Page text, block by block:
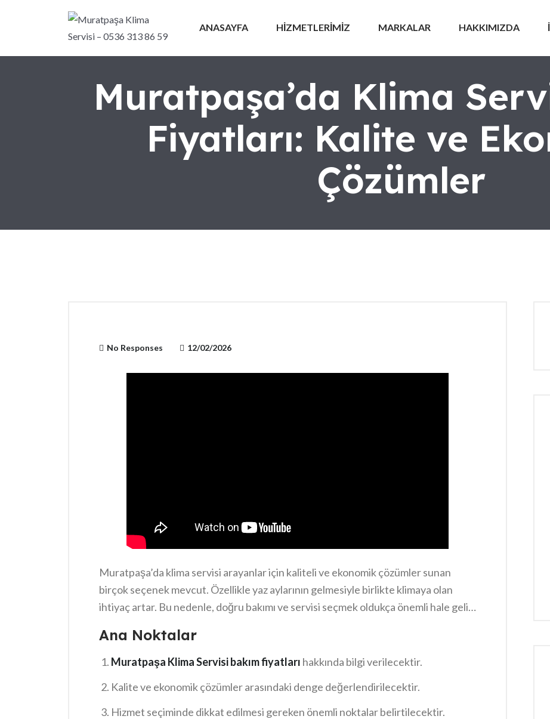
ANASAYFA HİZMETLERİMİZ MARKALAR HAKKIMIZDA
Muratpaşa’da Klima
Fiyatları: Kalite ve
Çözümler
No Responses 12/02/2026
Muratpaşa’da klima servisi arayanlar için kaliteli ve ekonomik çözümler sunan
birçok seçenek mevcut. Özellikle yaz aylarının gelmesiyle birlikte klimaya olan
ihtiyaç artar. Bu nedenle, doğru bakımı ve servisi seçmek oldukça önemli hale gelir.
gösterir. Ekonomik çözümler arayanlar, doğru yerlerde araştırma yaparak hem
bütçelerine hem de ihtiyacına uygun seçenekleri bulabilirler. Bu yazıda, bakım
inceleyeceğiz.
Ana Noktalar
Muratpaşa Klima Servisi bakım fiyatları hakkında bilgi verilecektir.
Kalite ve ekonomik çözümler arasındaki denge değerlendirilecektir.
Hizmet seçiminde dikkat edilmesi gereken önemli noktalar belirtilecektir.